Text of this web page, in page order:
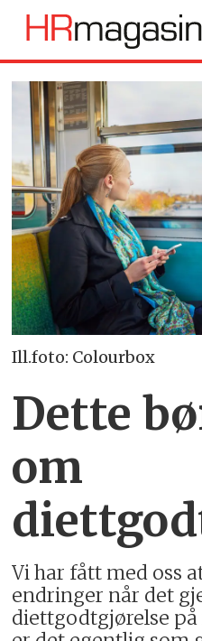
Ill.foto: Colourbox
Dette
om
Vi har fått med oss
endringer når det
diettgodtgjørelse på